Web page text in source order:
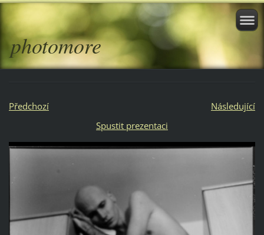
photomore
Předchozí
Následující
Spustit prezentaci